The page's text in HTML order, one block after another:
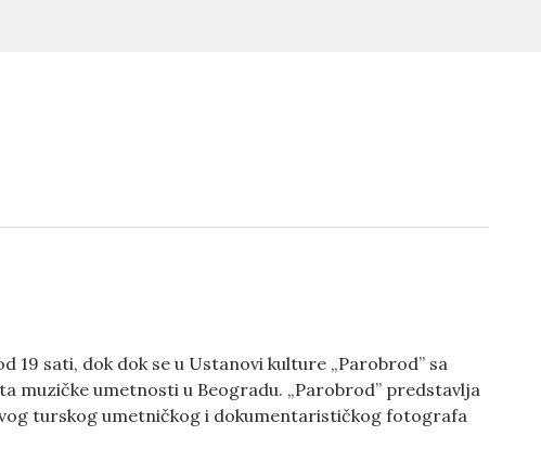
19 sati, dok dok se u Ustanovi kulture „Parobrod” sa
muzičke umetnosti u Beogradu. „Parobrod” predstavlja
turskog umetničkog i dokumentarističkog fotografa